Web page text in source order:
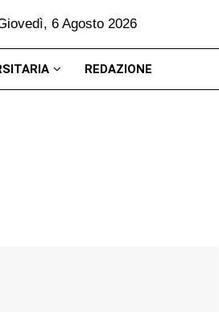
6 Agosto 2026
REDAZIONE